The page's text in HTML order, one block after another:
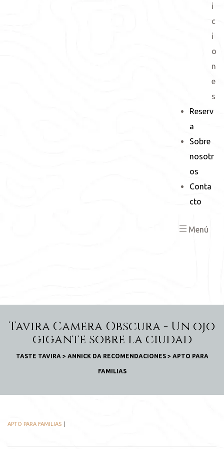
i
c
i
o
n
e
s
Reserv
a
Sobre
nosotr
os
Conta
cto
Menú
Tavira Camera Obscura - Un ojo
gigante sobre la ciudad
TASTE TAVIRA > ANNICK DA RECOMENDACIONES> APTO PARA
FAMILIAS
APTO PARA FAMILIAS